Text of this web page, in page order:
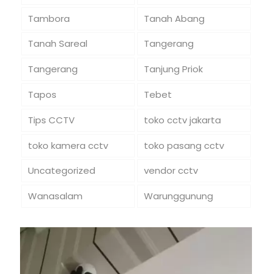
Tambora
Tanah Abang
Tanah Sareal
Tangerang
Tangerang
Tanjung Priok
Tapos
Tebet
Tips CCTV
toko cctv jakarta
toko kamera cctv
toko pasang cctv
Uncategorized
vendor cctv
Wanasalam
Warunggunung